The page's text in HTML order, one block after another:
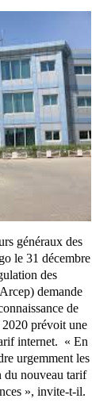
généraux des
le 31 décembre
des
demande
de
2020 prévoit une
internet. « En
urgemment les
du nouveau tarif
», invite-t-il.